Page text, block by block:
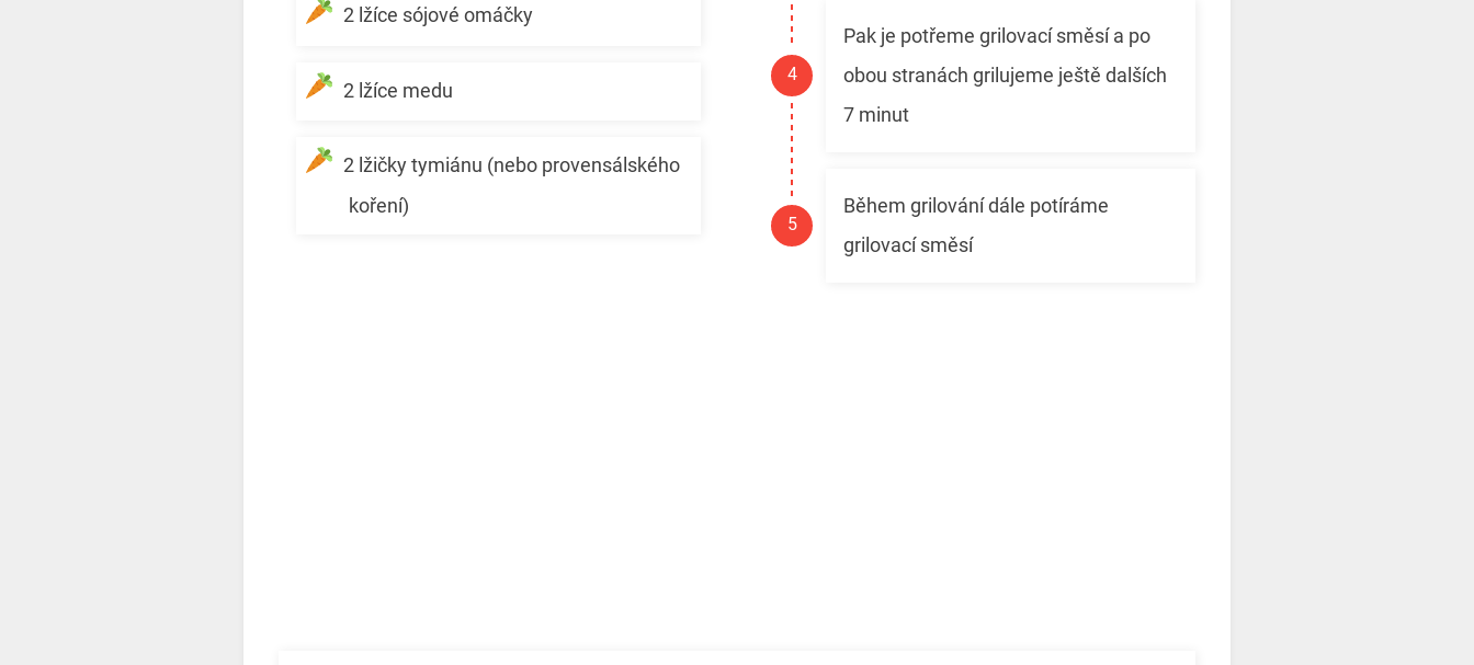
2 lžíce sójové omáčky
2 lžíce medu
2 lžičky tymiánu (nebo provensálského
koření)
Pak je potřeme grilovací směsí a po
obou stranách grilujeme ještě dalších
7 minut
Během grilování dále potíráme
grilovací směsí